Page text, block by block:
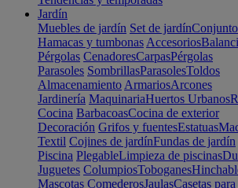
Jardín
Muebles de jardín Set de jardín
Hamacas y tumbonas Accesorios
Pérgolas CenadoresCarpasPérgolas
Parasoles SombrillasParasolesToldos
Almacenamiento ArmariosArcones
Jardinería MaquinariaHuertos Urbanos
Cocina BarbacoasCocina de exterior
Decoración Grifos y fuentesEstatuas
Textil Cojines de jardínFundas de jardín
Piscina PlegableLimpieza de piscinas
Juguetes ColumpiosToboganes
Mascotas ComederosJaulasCasetas